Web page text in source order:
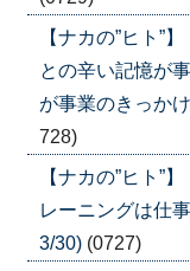
【ナカの”ヒト
との辛い記憶が
が事業のきっか
728)
【ナカの”ヒト
レーニングは仕
3/30) (0727)